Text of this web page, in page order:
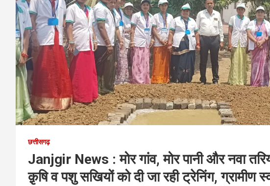
छत्तीसगढ़
Janjgir News : मोर गांव, मोर पानी और नवा
क़ृषि व पशु सखियों को दी जा रही ट्रेनिंग, ग्रामीण